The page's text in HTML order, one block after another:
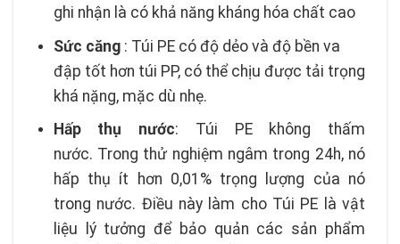
ghi nhận là có khả năng kháng hóa chất cao
Sức căng : Túi PE có độ dẻo và độ bền va
đập tốt hơn túi PP, có thể chịu được tải trọng
khá nặng, mặc dù nhẹ.
Hấp thụ nước: Túi PE không thấm
nước. Trong thử nghiệm ngâm trong 24h, nó
hấp thụ ít hơn 0,01% trọng lượng của nó
trong nước. Điều này làm cho Túi PE là vật
liệu lý tưởng để bảo quản các sản phẩm